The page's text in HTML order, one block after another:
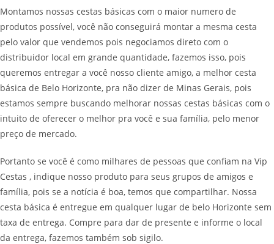
Montamos nossas cestas básicas com o maior numero de
produtos possível, você não conseguirá montar a mesma cesta
pelo valor que vendemos pois negociamos direto com o
distribuidor local em grande quantidade, fazemos isso, pois
queremos entregar a você nosso cliente amigo, a melhor cesta
básica de Belo Horizonte, pra não dizer de Minas Gerais, pois
estamos sempre buscando melhorar nossas cestas básicas com o
intuito de oferecer o melhor pra você e sua família, pelo menor
preço de mercado.
Portanto se você é como milhares de pessoas que confiam na Vip
Cestas , indique nosso produto para seus grupos de amigos e
família, pois se a notícia é boa, temos que compartilhar. Nossa
cesta básica é entregue em qualquer lugar de belo Horizonte sem
taxa de entrega. Compre para dar de presente e informe o local
da entrega, fazemos também sob sigilo.